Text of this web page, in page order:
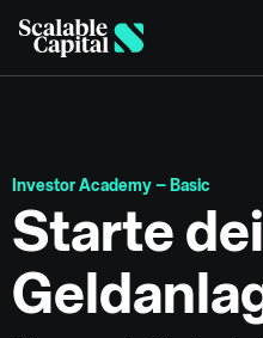
Investor Academy – Basic
Starte